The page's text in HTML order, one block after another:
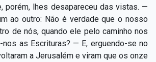
porém, lhes desapareceu das vistas. —
ao outro: Não é verdade que o nosso
de nós, quando ele pelo caminho nos
nos as Escrituras? — E, erguendo-se no
a Jerusalém e viram que os onze